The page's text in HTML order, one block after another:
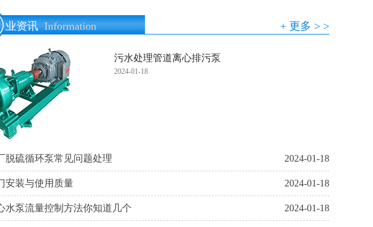
业资讯 Information + 更多 > >
污水处理管道离心排污泵
2024-01-18
脱硫循环泵常见问题处理 2024-01-18
安装与使用质量 2024-01-18
水泵流量控制方法你知道几个 2024-01-18